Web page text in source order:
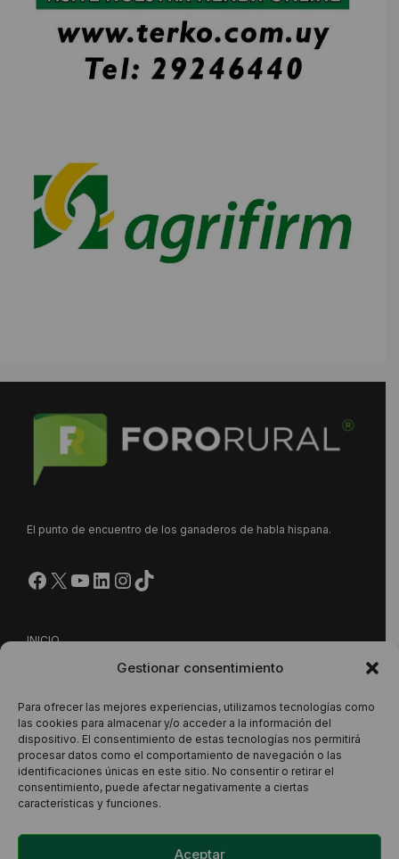
Gestionar consentimiento
Para ofrecer las mejores experiencias, utilizamos tecnologías como
las cookies para almacenar y/o acceder a la información del
dispositivo. El consentimiento de estas tecnologías nos permitirá
procesar datos como el comportamiento de navegación o las
identificaciones únicas en este sitio. No consentir o retirar el
consentimiento, puede afectar negativamente a ciertas
características y funciones.
Aceptar
El punto de encuentro de los ganaderos de habla hispana.
Facebook
X YouTube
LinkedIn
Instagram
https://www.tiktok.com/
INICIO
NUESTRA PROPUESTA
CONTACTO
Este sitio está protegido por reCAPTCHA y se aplican la
Política de Privacidad y losTérminos del Servicio de Google.